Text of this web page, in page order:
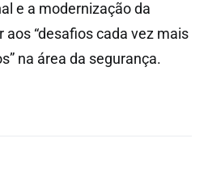
e a modernização da
aos “desafios cada vez mais
na área da segurança.